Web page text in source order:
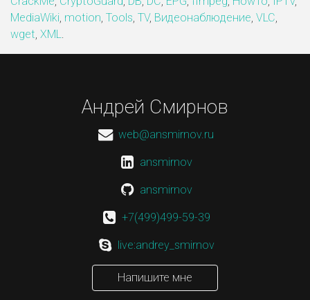
MediaWiki, motion, Tools, TV, Видеонаблюдение, VLC,
wget, XML.
Андрей Смирнов
web@ansmirnov.ru
ansmirnov
ansmirnov
+7(499)499-59-39
live:andrey_smirnov
Напишите мне